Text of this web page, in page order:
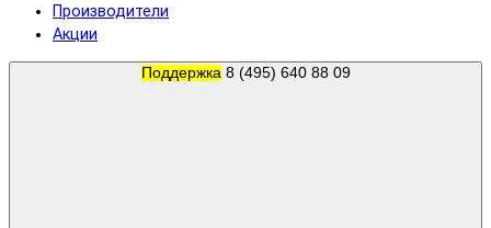
Производители
Акции
Поддержка 8 (495) 640 88 09